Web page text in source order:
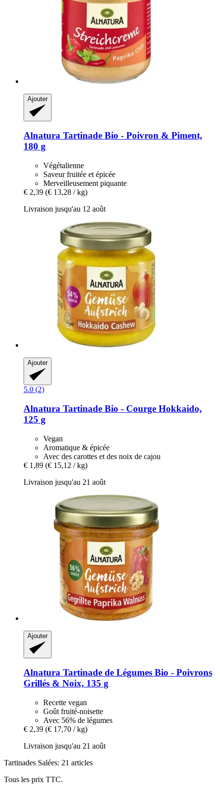
Ajouter
Alnatura Tartinade Bio -​ Poivron & Piment,
180 g
Végétalienne
Saveur fruitée et épicée
Merveilleusement piquante
€ 2,39 (€ 13,28 / kg)
Livraison jusqu'au 12 août
Ajouter
5.0 (2)
Alnatura Tartinade Bio -​ Courge Hokkaido,
125 g
Vegan
Aromatique & épicée
Avec des carottes et des noix de cajou
€ 1,89 (€ 15,12 / kg)
Livraison jusqu'au 21 août
Ajouter
Alnatura Tartinade de Légumes Bio -​ Poivrons
Grillés & Noix, 135 g
Recette vegan
Goût fruité-noisette
Avec 56% de légumes
€ 2,39 (€ 17,70 / kg)
Livraison jusqu'au 21 août
Tartinades Salées: 21 articles
Tous les prix TTC.